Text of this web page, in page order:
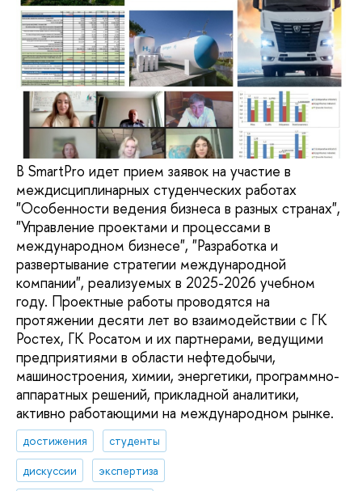
В SmartPro идет прием заявок на участие в
междисциплинарных студенческих работах
"Особенности ведения бизнеса в разных странах",
"Управление проектами и процессами в
международном бизнесе", "Разработка и
развертывание стратегии международной
компании", реализуемых в 2025-2026 учебном
году. Проектные работы проводятся на
протяжении десяти лет во взаимодействии с ГК
Ростех, ГК Росатом и их партнерами, ведущими
предприятиями в области нефтедобычи,
машиностроения, химии, энергетики, программно-
аппаратных решений, прикладной аналитики,
активно работающими на международном рынке.
достижения
студенты
дискуссии
экспертиза